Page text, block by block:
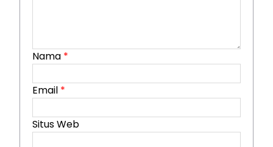
Nama *
Email *
Situs Web